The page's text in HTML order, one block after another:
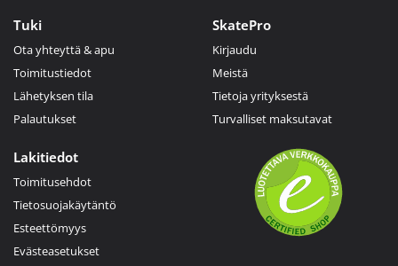
Tuki
Ota yhteyttä & apu
Toimitustiedot
Lähetyksen tila
Palautukset
SkatePro
Kirjaudu
Meistä
Tietoja yrityksestä
Turvalliset maksutavat
Lakitiedot
Toimitusehdot
Tietosuojakäytäntö
Esteettömyys
Evästeasetukset